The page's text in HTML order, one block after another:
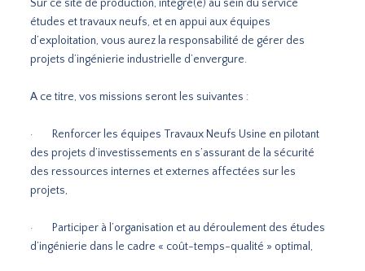
Sur ce site de production, intégré(e) au sein du service
études et travaux neufs, et en appui aux équipes
d’exploitation, vous aurez la responsabilité de gérer des
projets d’ingénierie industrielle d’envergure.
A ce titre, vos missions seront les suivantes :
· Renforcer les équipes Travaux Neufs Usine en pilotant
des projets d’investissements en s’assurant de la sécurité
des ressources internes et externes affectées sur les
projets,
· Participer à l’organisation et au déroulement des études
d’ingénierie dans le cadre « coût-temps-qualité » optimal,